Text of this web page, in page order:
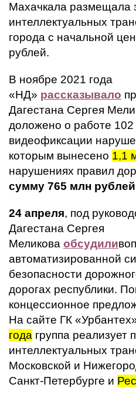
Махачкала размещала
интеллектуальных
города с начальной
рублей.
В ноябре 2021 года
«НД» рассказывало
Дагестана Сергея
доложено о работе
видеофиксации
которым вынесено 1,1
нарушениях правил
сумму 765 млн
24 апреля, под
Дагестана Сергея
Меликова обсудили
автоматизированной
безопасности
дорогах республики.
концессионное
На сайте ГК
года группа реализует
интеллектуальных
Московской и
Санкт-Петербурге и